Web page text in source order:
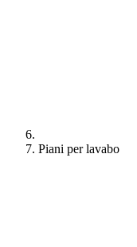
Piani per lavabo